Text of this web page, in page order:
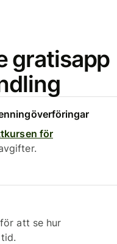
gratisapp
för
att se hur